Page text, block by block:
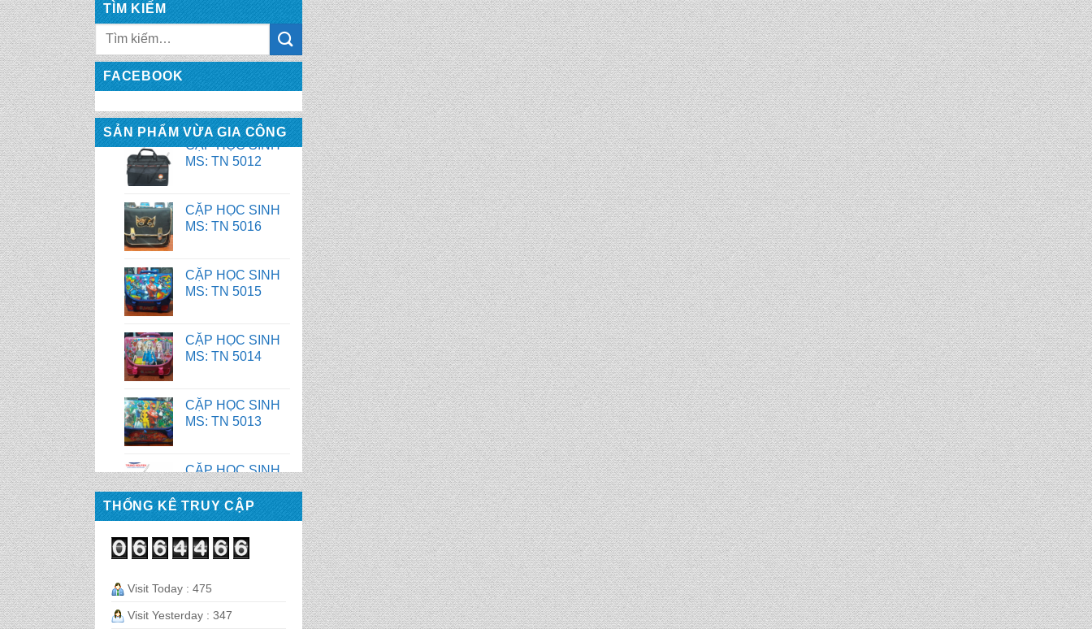
TÌM KIẾM
FACEBOOK
SẢN PHẨM VỪA GIA CÔNG
CẶP HỌC SINH
MS: TN 5016
CẶP HỌC SINH
MS: TN 5015
CẶP HỌC SINH
MS: TN 5014
CẶP HỌC SINH
MS: TN 5013
CẶP HỌC SINH
MS: TN 5012
CẶP HỌC SINH
MS: TN 5016
MS: TN 5015
MS: TN 5014
THỐNG KÊ TRUY CẬP
Visit Today : 475
Visit Yesterday : 347